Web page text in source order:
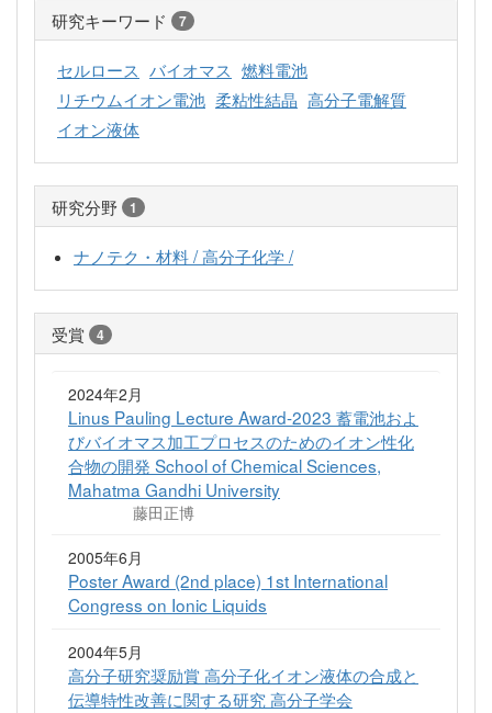
研究キーワード 7
セルロース バイオマス 燃料電池
リチウムイオン電池 柔粘性結晶 高分子電解質
イオン液体
研究分野 1
ナノテク・材料 / 高分子化学 /
受賞 4
2024年2月
Linus Pauling Lecture Award-2023 蓄電池およ
びバイオマス加工プロセスのためのイオン性化
合物の開発 School of Chemical Sciences,
Mahatma Gandhi University
藤田正博
2005年6月
Poster Award (2nd place) 1st International
Congress on Ionic Liquids
2004年5月
高分子研究奨励賞 高分子化イオン液体の合成と
伝導特性改善に関する研究 高分子学会